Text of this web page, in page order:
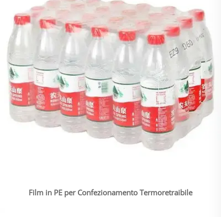
Film in PE per Confezionamento Termoretraibile